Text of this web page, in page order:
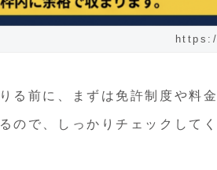
る前に、まずは免許制度や料
ので、しっかりチェックしてく